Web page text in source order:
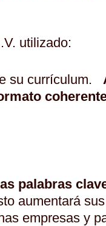
utilizado:
su currículum.
palabras
aumentará sus
empresas y